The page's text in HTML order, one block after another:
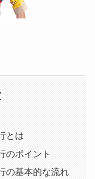
とは
のポイント
の基本的な流れ